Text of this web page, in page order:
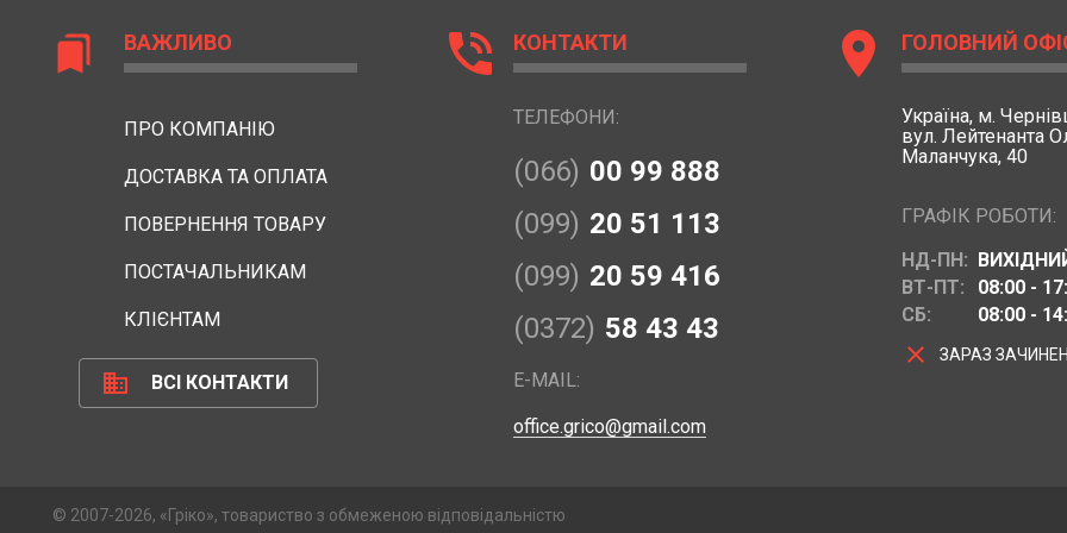
bookmarks ВАЖЛИВО
ПРО КОМПАНІЮ
ДОСТАВКА ТА ОПЛАТА
ПОВЕРНЕННЯ ТОВАРУ
ПОСТАЧАЛЬНИКАМ
КЛІЄНТАМ
business ВСІ КОНТАКТИ
phone_in_talk КОНТАКТИ
ТЕЛЕФОНИ:
(066) 00 99 888
(099) 20 51 113
(099) 20 59 416
(0372) 58 43 43
E-MAIL:
office.grico@gmail.com
location_on ГОЛОВНИЙ
Україна, м.
вул. Лейтенанта
Маланчука, 40
ГРАФІК РОБОТИ:
НД-ПН:
ВТ-ПТ:
08:00 -
СБ:
08:00 -
clear ЗАРАЗ
© 2007-2026, «Гріко», товариство з обмеженою відповідальністю